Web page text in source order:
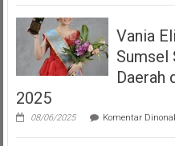
Vania
Sumsel
Daerah
2025
08/06/2025 Komentar